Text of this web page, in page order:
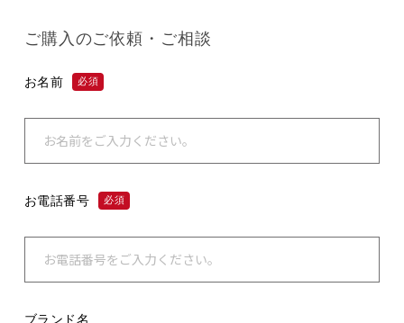
ご購入のご依頼・ご相談
お名前 必須
お電話番号 必須
ブランド名